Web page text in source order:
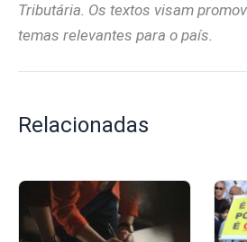
Tributária. Os textos visam
temas relevantes para o país.
Relacionadas